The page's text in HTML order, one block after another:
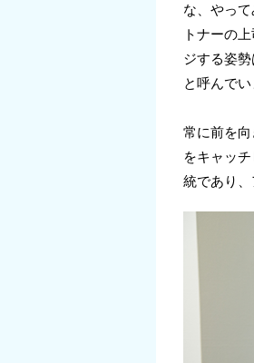
な、やっ
トナーの
ジする姿
と呼んでい
常に前を
をキャッ
統であり